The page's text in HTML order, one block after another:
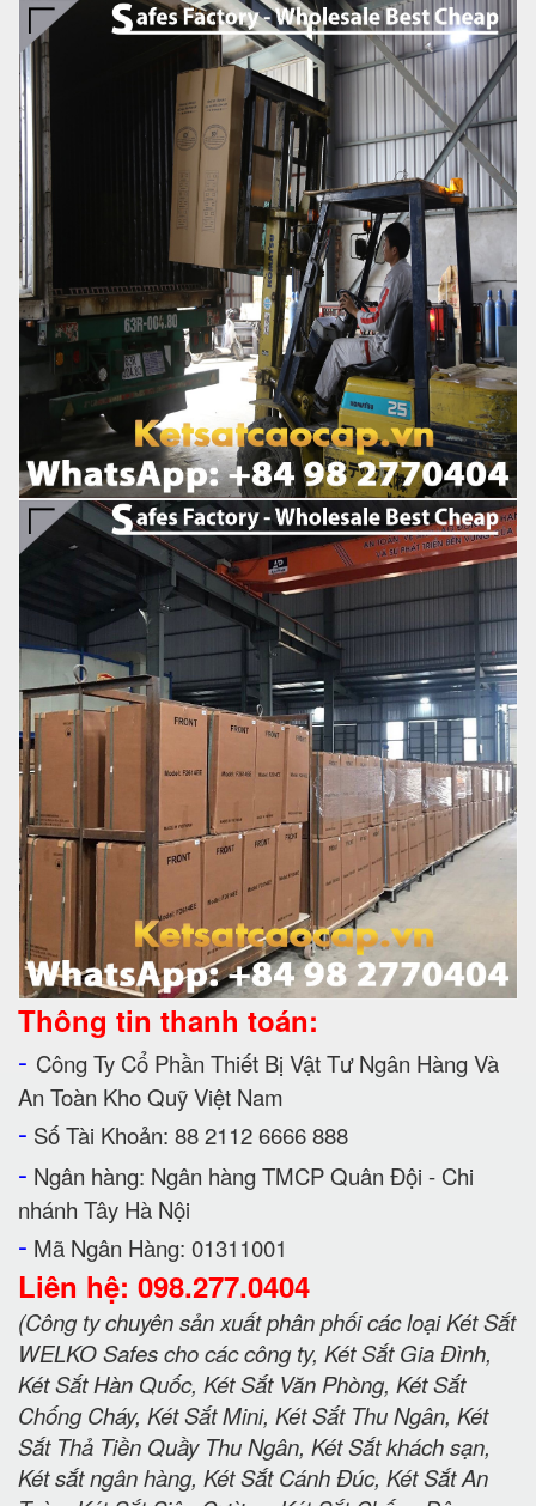
Thông tin thanh toán:
- Công Ty Cổ Phần Thiết Bị Vật Tư Ngân Hàng Và
An Toàn Kho Quỹ Việt Nam
- Số Tài Khoản: 88 2112 6666 888
- Ngân hàng: Ngân hàng TMCP Quân Đội - Chi
nhánh Tây Hà Nội
- Mã Ngân Hàng: 01311001
Liên hệ: 098.277.0404
(Công ty chuyên sản xuất phân phối các loại Két Sắt
WELKO Safes cho các công ty, Két Sắt Gia Đình,
Két Sắt Hàn Quốc, Két Sắt Văn Phòng, Két Sắt
Chống Cháy, Két Sắt Mini, Két Sắt Thu Ngân, Két
Sắt Thả Tiền Quầy Thu Ngân, Két Sắt khách sạn,
Két sắt ngân hàng, Két Sắt Cánh Đúc, Két Sắt An